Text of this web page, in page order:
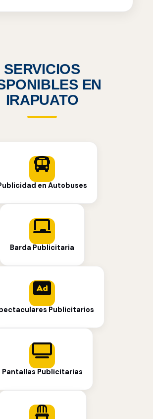
SERVICIOS
EN
IRAPUATO
en Autobuses
Barda Publicitaria
Publicitarios
Pantallas Publicitarias